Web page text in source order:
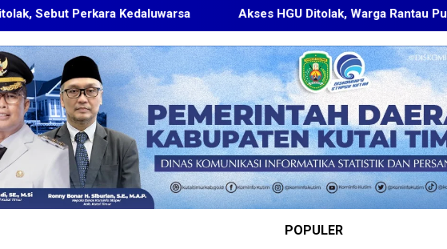
Kedaluwarsa Akses HGU Ditolak, Warga Rantau Pulung Laporkan
POPULER